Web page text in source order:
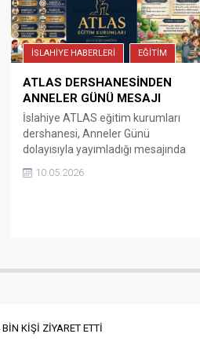
İl Milli Eğitim Müdürü Dr. Önder
Arpacı, İslâhiye Belediye Başkanı...
İSLAHİYE HABERLERİ EĞİTİM
ATLAS DERSHANESİNDEN
ANNELER GÜNÜ MESAJI
İslahiye ATLAS eğitim kurumları
dershanesi, Anneler Günü
dolayısıyla yayımladığı mesajında
tüm annelerin bu özel gününü
kutladı. ATLAS eğitim kurumları
ve özveriyle yetiştiren, iyi bir eğitim
10.05.2026
KİŞİ ZİYARET ETTİ